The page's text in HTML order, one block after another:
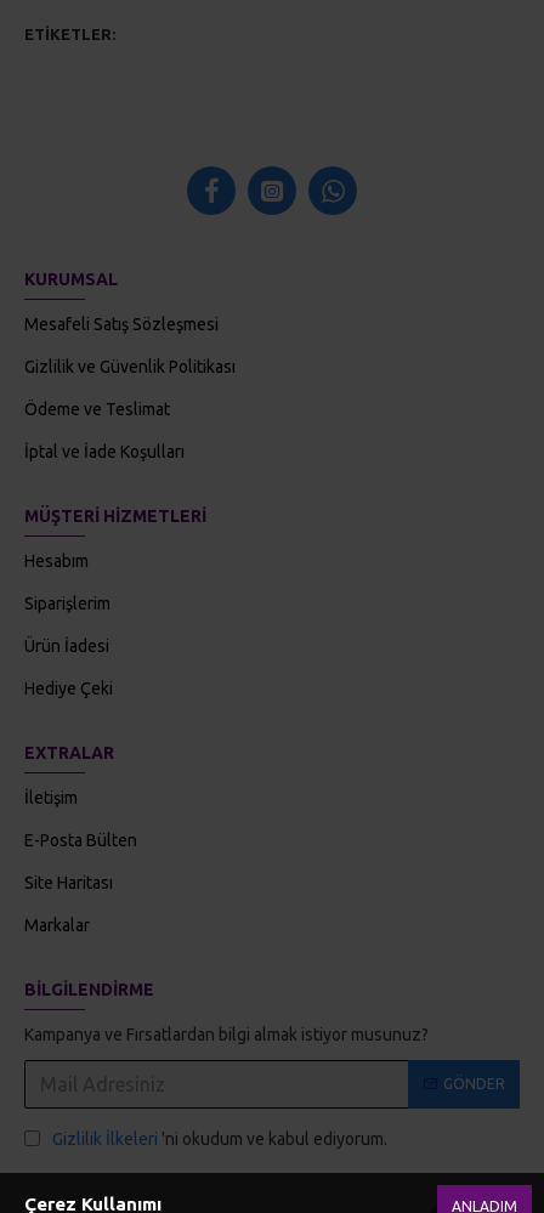
ETIKETLER:
KURUMSAL
Mesafeli Satış Sözleşmesi
Gizlilik ve Güvenlik Politikası
Ödeme ve Teslimat
İptal ve İade Koşulları
MÜŞTERI HIZMETLERI
Hesabım
Siparişlerim
Ürün İadesi
Hediye Çeki
EXTRALAR
İletişim
E-Posta Bülten
Site Haritası
Markalar
BILGILENDIRME
Kampanya ve Fırsatlardan bilgi almak istiyor musunuz?
GÖNDER
Gizlilik İlkeleri 'ni okudum ve kabul ediyorum.
ANLADIM
Çerez Kullanımı